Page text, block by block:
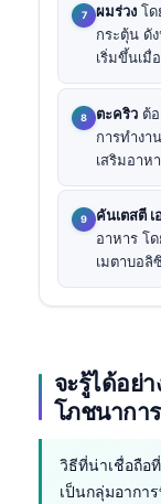
ผมร่วง โ
กระตุ้น ดั
เริ่มขึ้นเมื่
ตะคริว ต้
การทำงา
เสริมอาห
คันเตสตี เ
อาหาร โ
เมตาบอลิ
จะรู้ได้อย่
โภชนากา
วิธีที่น่าเชื่อถือ
เป็นกลุ่มอากา